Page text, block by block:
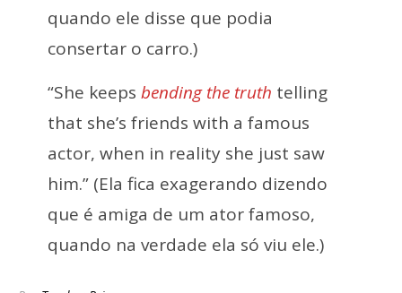
quando ele disse que podia
consertar o carro.)
“She keeps bending the truth telling
that she’s friends with a famous
actor, when in reality she just saw
him.” (Ela fica exagerando dizendo
que é amiga de um ator famoso,
quando na verdade ela só viu ele.)